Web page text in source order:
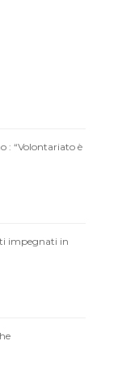
: “Volontariato è
impegnati in